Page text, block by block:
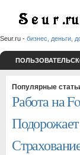
Seur.ru - бизнес, деньги,
Популярные
Работа на